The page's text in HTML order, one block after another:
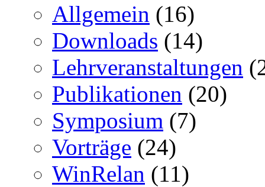
Allgemein (16)
Downloads (14)
Lehrveranstaltungen
Publikationen (20)
Symposium (7)
Vorträge (24)
WinRelan (11)